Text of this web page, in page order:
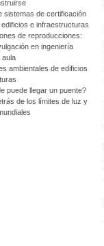
sistemas de certificación
edificios e infraestructuras
de reproducciones:
en ingeniería
aula
ambientales de edificios
puede llegar un puente?
de los límites de luz y